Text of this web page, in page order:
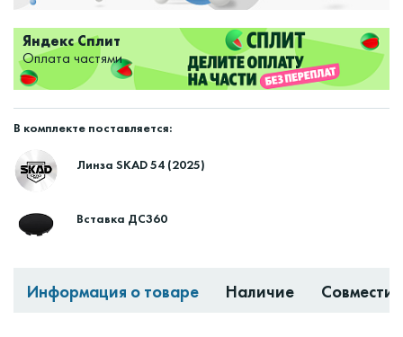
Яндекс Сплит
Оплата частями
В комплекте поставляется:
Линза SKAD 54 (2025)
Вставка ДС360
Информация о товаре Наличие